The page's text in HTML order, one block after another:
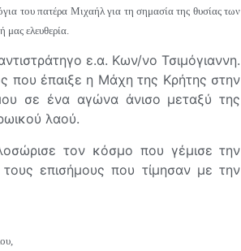
του πατέρα Μιχαήλ για τη σημασία της θυσίας των
ελευθερία.
ε.α. Κων/νο Τσιμόγιαννη.
που έπαιξε η Μάχη της Κρήτης στην
σε ένα αγώνα άνισο μεταξύ της
λαού.
τον κόσμο που γέμισε την
επισήμους που τίμησαν με την